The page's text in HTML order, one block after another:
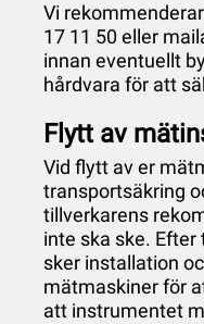
Vi
17 11 50 eller
innan eventuellt
hårdvara för att
Flytt av
Vid flytt av er
transportsäkring
tillverkarens
inte ska ske.
sker installation
mätmaskiner för
att instrumentet